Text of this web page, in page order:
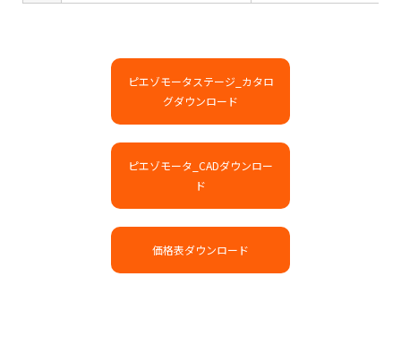
ピエゾモータステージ_カタロ
グダウンロード
ピエゾモータ_CADダウンロー
ド
価格表ダウンロード